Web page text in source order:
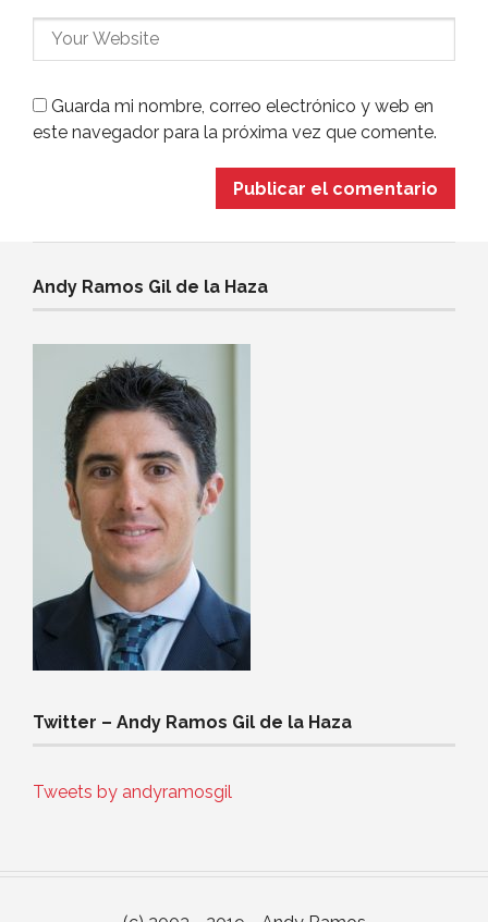
Guarda mi nombre, correo electrónico y web en
este navegador para la próxima vez que comente.
Andy Ramos Gil de la Haza
Twitter – Andy Ramos Gil de la Haza
Tweets by andyramosgil